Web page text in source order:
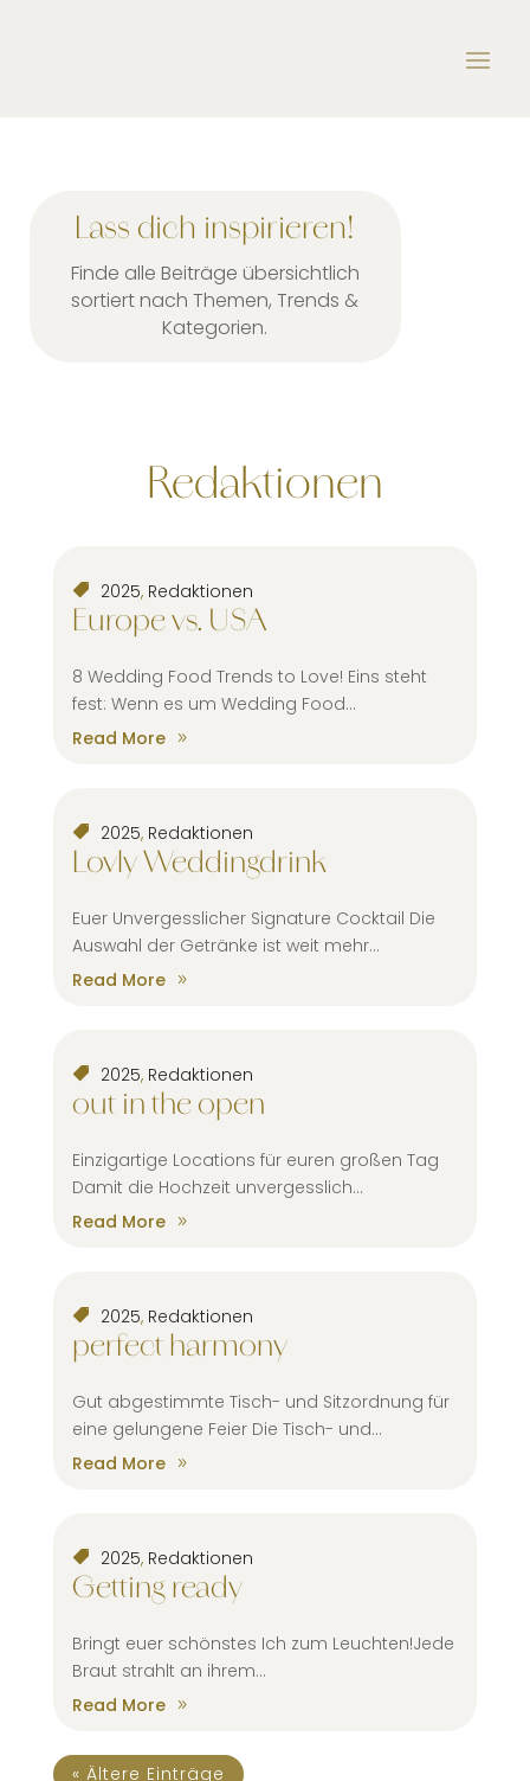
Lass dich inspirieren!
Finde alle Beiträge übersichtlich
sortiert nach Themen, Trends &
Kategorien.
Redaktionen
2025, Redaktionen
Europe vs. USA
8 Wedding Food Trends to Love! Eins steht
fest: Wenn es um Wedding Food...
Read More
2025, Redaktionen
Lovly Weddingdrink
Euer Unvergesslicher Signature Cocktail Die
Auswahl der Getränke ist weit mehr...
Read More
2025, Redaktionen
out in the open
Einzigartige Locations für euren großen Tag
Damit die Hochzeit unvergesslich...
Read More
2025, Redaktionen
perfect harmony
Gut abgestimmte Tisch- und Sitzordnung für
eine gelungene Feier Die Tisch- und...
Read More
2025, Redaktionen
Getting ready
Bringt euer schönstes Ich zum Leuchten!Jede
Braut strahlt an ihrem...
Read More
« Ältere Einträge